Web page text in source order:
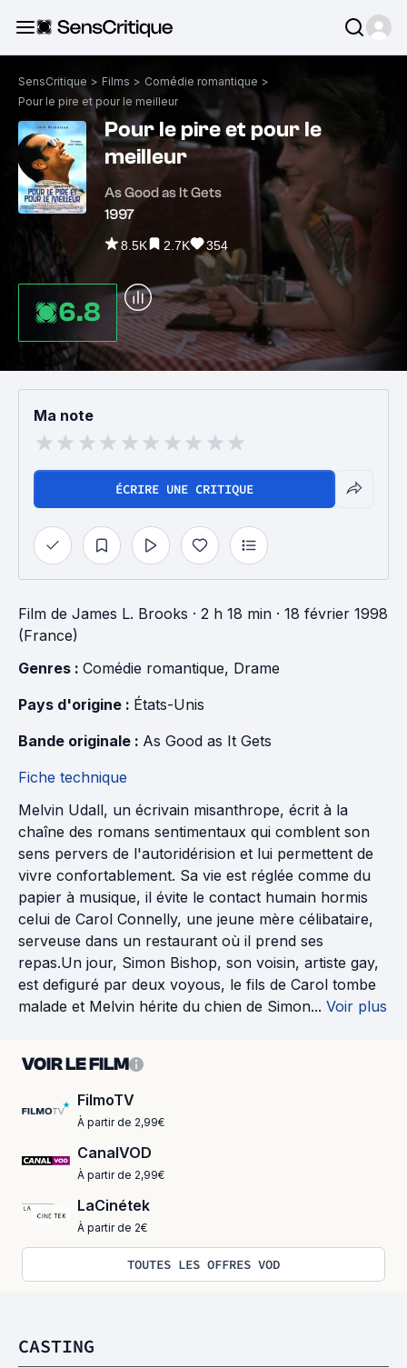
SensCritique > Films > Comédie romantique >
Pour le pire et pour le meilleur
Pour le pire et pour le
meilleur
As Good as It Gets
1997
8.5K 2.7K 354
6.8
Ma note
ÉCRIRE UNE CRITIQUE
Film de James L. Brooks · 2 h 18 min · 18 février 1998
(France)
Genres : Comédie romantique, Drame
Pays d'origine : États-Unis
Bande originale : As Good as It Gets
Fiche technique
Melvin Udall, un écrivain misanthrope, écrit à la
chaîne des romans sentimentaux qui comblent son
sens pervers de l'autoridérision et lui permettent de
vivre confortablement. Sa vie est réglée comme du
papier à musique, il évite le contact humain hormis
celui de Carol Connelly, une jeune mère célibataire,
serveuse dans un restaurant où il prend ses
repas.Un jour, Simon Bishop, son voisin, artiste gay,
est defiguré par deux voyous, le fils de Carol tombe
malade et Melvin hérite du chien de Simon... Voir plus
VOIR LE FILM
FilmoTV
À partir de 2,99€
CanalVOD
À partir de 2,99€
LaCinétek
À partir de 2€
TOUTES LES OFFRES VOD
CASTING